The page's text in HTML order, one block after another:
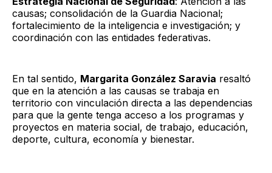
causas; consolidación de la Guardia Nacional;
fortalecimiento de la inteligencia e investigación; y
coordinación con las entidades federativas.
En tal sentido, Margarita González Saravia resaltó
que en la atención a las causas se trabaja en
territorio con vinculación directa a las dependencias
para que la gente tenga acceso a los programas y
proyectos en materia social, de trabajo, educación,
deporte, cultura, economía y bienestar.